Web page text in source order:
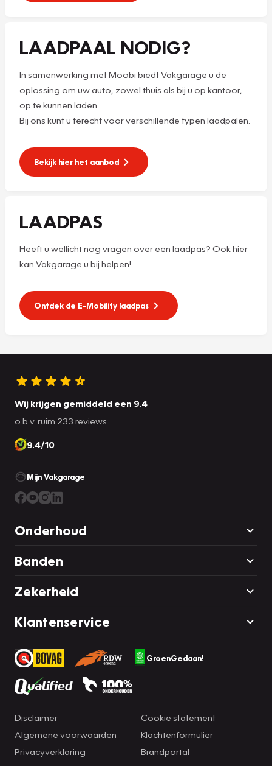
LAADPAAL NODIG?
In samenwerking met Moobi biedt Vakgarage u de
oplossing om uw auto, zowel thuis als bij u op kantoor,
op te kunnen laden.
Bij ons kunt u terecht voor verschillende typen laadpalen.
Bekijk hier het aanbod
LAADPAS
Heeft u wellicht nog vragen over een laadpas? Ook hier
kan Vakgarage u bij helpen!
Ontdek de E-Mobility laadpas
Wij krijgen gemiddeld een 9.4
o.b.v. ruim 233 reviews
9.4/10
Mijn Vakgarage
Onderhoud
Banden
Zekerheid
Klantenservice
GroenGedaan!
Disclaimer
Algemene voorwaarden
Privacyverklaring
Cookie statement
Klachtenformulier
Brandportal